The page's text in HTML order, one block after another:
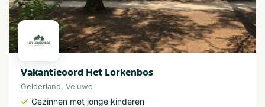
Vakantieoord Het Lorkenbos
Gelderland, Veluwe
Gezinnen met jonge kinderen